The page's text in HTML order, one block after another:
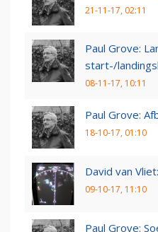
21-11-17, 02:11
Paul Grove:
start-/
08-11-17, 10:11
Paul Grove:
18-10-17, 01:10
David van
09-10-17, 11:10
Paul Grove: